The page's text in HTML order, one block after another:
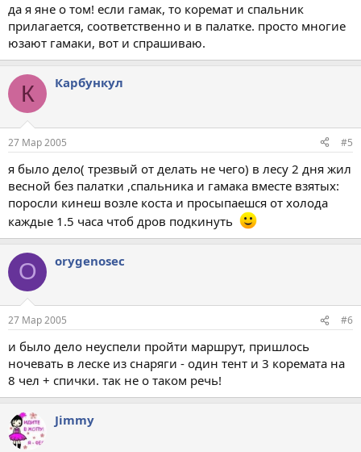
да я яне о том! если гамак, то коремат и спальник
прилагается, соответственно и в палатке. просто многие
юзают гамаки, вот и спрашиваю.
К Карбункул
27 Мар 2005 #5
я было дело( трезвый от делать не чего) в лесу 2 дня жил
весной без палатки ,спальника и гамака вместе взятых:
поросли кинеш возле коста и просыпаешся от холода
каждые 1.5 часа чтоб дров подкинуть
O orygenosec
27 Мар 2005 #6
и было дело неуспели пройти маршрут, пришлось
ночевать в леске из снаряги - один тент и 3 коремата на
8 чел + спички. так не о таком речь!
Jimmy